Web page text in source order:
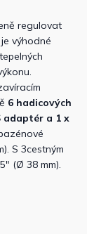
regulovat
výhodné
6 hadicových
adaptér a 1 x
S 3cestným
(Ø 38 mm).